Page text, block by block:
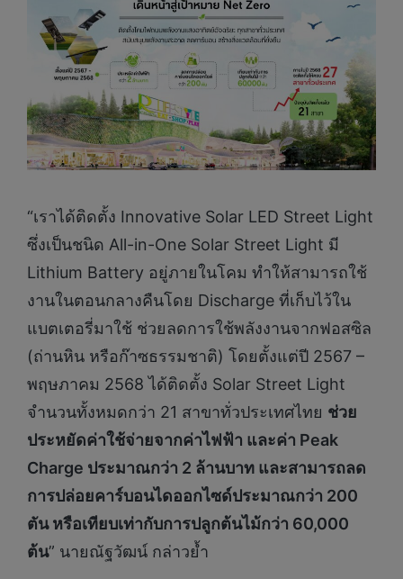
“เราได้ติดตั้ง Innovative Solar LED Street Light
ซึ่งเป็นชนิด All-in-One Solar Street Light มี
Lithium Battery อยู่ภายในโคม ทำให้สามารถใช้
งานในตอนกลางคืนโดย Discharge ที่เก็บไว้ใน
แบตเตอรี่มาใช้ ช่วยลดการใช้พลังงานจากฟอสซิล
(ถ่านหิน หรือก๊าซธรรมชาติ) โดยตั้งแต่ปี 2567 –
พฤษภาคม 2568 ได้ติดตั้ง Solar Street Light
จำนวนทั้งหมดกว่า 21 สาขาทั่วประเทศไทย ช่วย
ประหยัดค่าใช้จ่ายจากค่าไฟฟ้า และค่า Peak
Charge ประมาณกว่า 2 ล้านบาท และสามารถลด
การปล่อยคาร์บอนไดออกไซด์ประมาณกว่า 200
ตัน หรือเทียบเท่ากับการปลูกต้นไม้กว่า 60,000
ต้น” นายณัฐวัฒน์ กล่าวย้ำ